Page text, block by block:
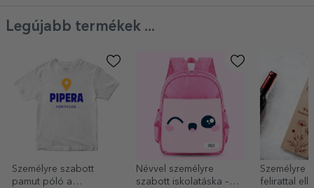
Legújabb termékek ...
Személyre szabott
pamut póló a
Névvel személyre
szabott iskolatáska –
Személyre
felirattal